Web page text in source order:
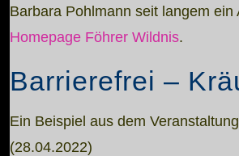
Barbara Pohlmann seit langem
Homepage Föhrer Wildnis.
Barrierefrei –
Ein Beispiel aus dem
(28.04.2022)